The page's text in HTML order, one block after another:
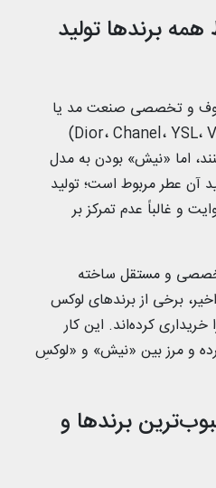
برندها تولید
و تخصصی صنعت مد یا
لوازم آرایشی (مانند: Dior، Chanel، YSL، Versace)
اما «نیش» بودن به مدل
آن عطر مربوط است؛ تولید
و غالباً عدم تمرکز بر
و مستقل ساخته
برخی از برندهای لوکس
کرده‌اند. این کار
کرده و مرز بین «نیش» و «لوکسِ
برندها و